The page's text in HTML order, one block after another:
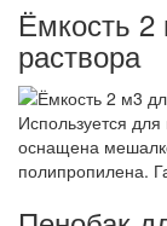
Ёмкость 2
раствора
Используется
оснащена
полипропилена.